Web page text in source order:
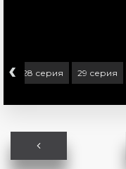
‹ 28 серия 29 серия